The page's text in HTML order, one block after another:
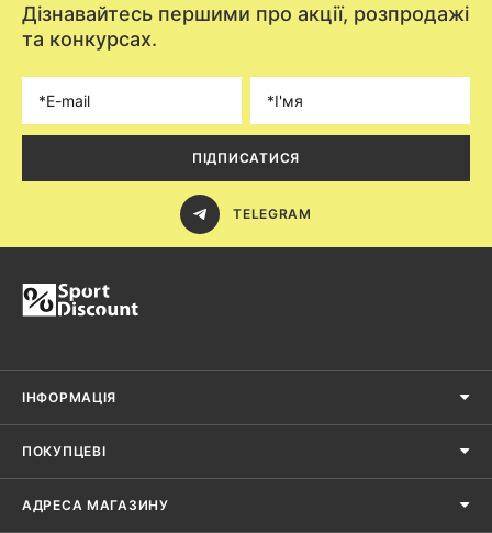
Дізнавайтесь першими про акції, розпродажі
та конкурсах.
ПІДПИСАТИСЯ
TELEGRAM
ІНФОРМАЦІЯ
ПОКУПЦЕВІ
АДРЕСА МАГАЗИНУ